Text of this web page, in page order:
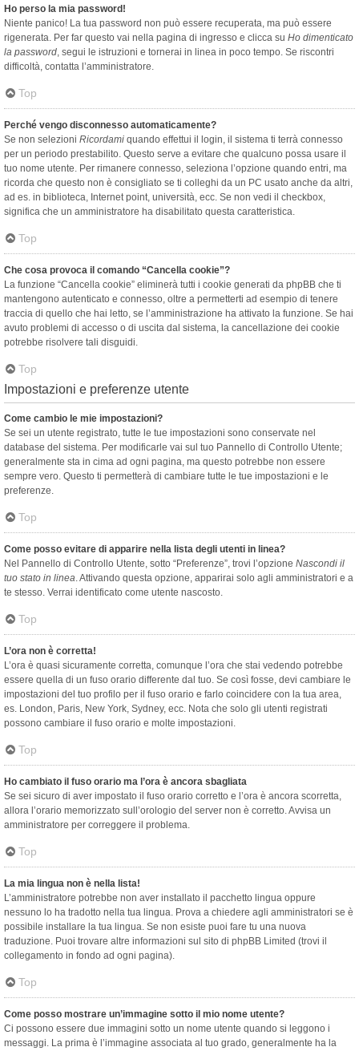
Ho perso la mia password!
Niente panico! La tua password non può essere recuperata, ma può essere
rigenerata. Per far questo vai nella pagina di ingresso e clicca su Ho dimenticato
la password, segui le istruzioni e tornerai in linea in poco tempo. Se riscontri
difficoltà, contatta l’amministratore.
Top
Perché vengo disconnesso automaticamente?
Se non selezioni Ricordami quando effettui il login, il sistema ti terrà connesso
per un periodo prestabilito. Questo serve a evitare che qualcuno possa usare il
tuo nome utente. Per rimanere connesso, seleziona l’opzione quando entri, ma
ricorda che questo non è consigliato se ti colleghi da un PC usato anche da altri,
ad es. in biblioteca, Internet point, università, ecc. Se non vedi il checkbox,
significa che un amministratore ha disabilitato questa caratteristica.
Top
Che cosa provoca il comando “Cancella cookie”?
La funzione “Cancella cookie” eliminerà tutti i cookie generati da phpBB che ti
mantengono autenticato e connesso, oltre a permetterti ad esempio di tenere
traccia di quello che hai letto, se l’amministrazione ha attivato la funzione. Se hai
avuto problemi di accesso o di uscita dal sistema, la cancellazione dei cookie
potrebbe risolvere tali disguidi.
Top
Impostazioni e preferenze utente
Come cambio le mie impostazioni?
Se sei un utente registrato, tutte le tue impostazioni sono conservate nel
database del sistema. Per modificarle vai sul tuo Pannello di Controllo Utente;
generalmente sta in cima ad ogni pagina, ma questo potrebbe non essere
sempre vero. Questo ti permetterà di cambiare tutte le tue impostazioni e le
preferenze.
Top
Come posso evitare di apparire nella lista degli utenti in linea?
Nel Pannello di Controllo Utente, sotto “Preferenze”, trovi l’opzione Nascondi il
tuo stato in linea. Attivando questa opzione, apparirai solo agli amministratori e a
te stesso. Verrai identificato come utente nascosto.
Top
L’ora non è corretta!
L’ora è quasi sicuramente corretta, comunque l’ora che stai vedendo potrebbe
essere quella di un fuso orario differente dal tuo. Se così fosse, devi cambiare le
impostazioni del tuo profilo per il fuso orario e farlo coincidere con la tua area,
es. London, Paris, New York, Sydney, ecc. Nota che solo gli utenti registrati
possono cambiare il fuso orario e molte impostazioni.
Top
Ho cambiato il fuso orario ma l’ora è ancora sbagliata
Se sei sicuro di aver impostato il fuso orario corretto e l’ora è ancora scorretta,
allora l’orario memorizzato sull’orologio del server non è corretto. Avvisa un
amministratore per correggere il problema.
Top
La mia lingua non è nella lista!
L’amministratore potrebbe non aver installato il pacchetto lingua oppure
nessuno lo ha tradotto nella tua lingua. Prova a chiedere agli amministratori se è
possibile installare la tua lingua. Se non esiste puoi fare tu una nuova
traduzione. Puoi trovare altre informazioni sul sito di phpBB Limited (trovi il
collegamento in fondo ad ogni pagina).
Top
Come posso mostrare un’immagine sotto il mio nome utente?
Ci possono essere due immagini sotto un nome utente quando si leggono i
messaggi. La prima è l’immagine associata al tuo grado, generalmente ha la